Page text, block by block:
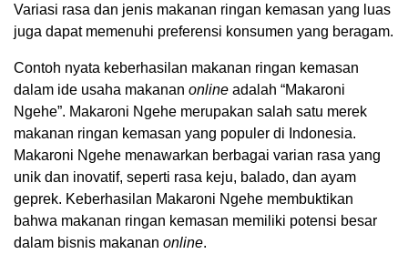
Variasi rasa dan jenis makanan ringan kemasan yang luas
juga dapat memenuhi preferensi konsumen yang beragam.
Contoh nyata keberhasilan makanan ringan kemasan
dalam ide usaha makanan online adalah “Makaroni
Ngehe”. Makaroni Ngehe merupakan salah satu merek
makanan ringan kemasan yang populer di Indonesia.
Makaroni Ngehe menawarkan berbagai varian rasa yang
unik dan inovatif, seperti rasa keju, balado, dan ayam
geprek. Keberhasilan Makaroni Ngehe membuktikan
bahwa makanan ringan kemasan memiliki potensi besar
dalam bisnis makanan online.